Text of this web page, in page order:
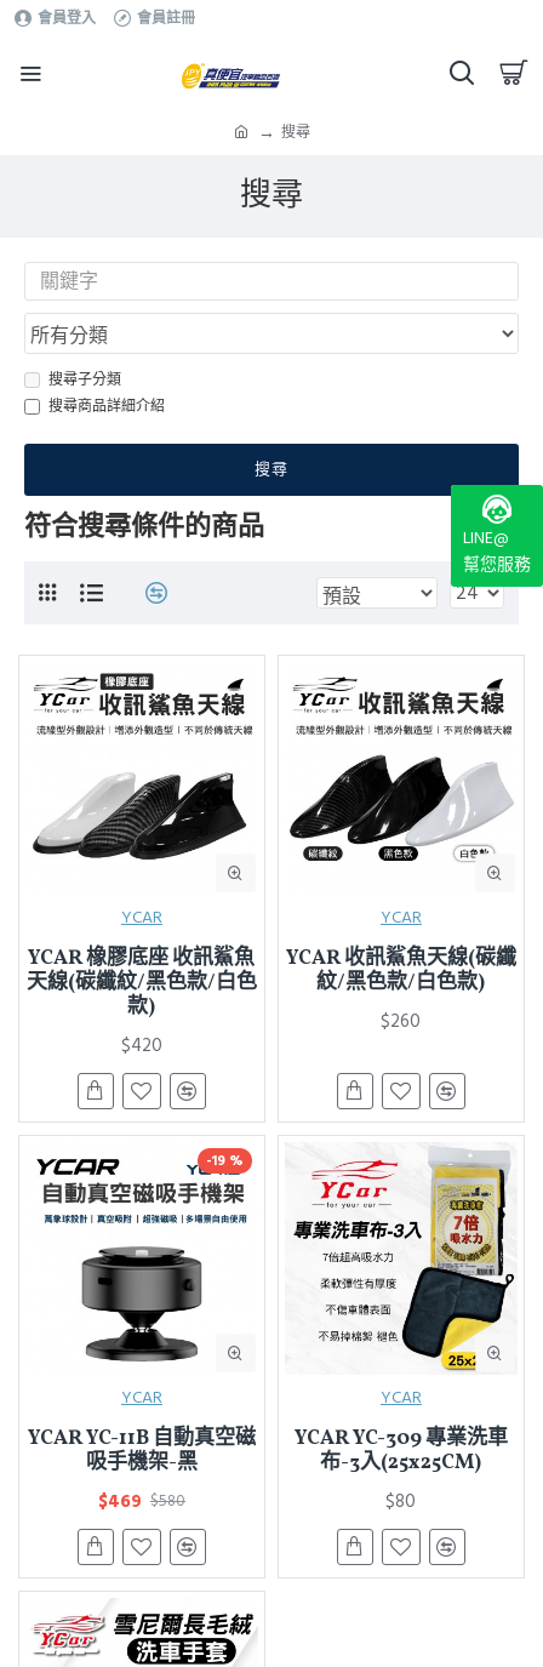
會員登入 會員註冊
搜尋
搜尋
搜尋子分類
搜尋商品詳細介紹
搜尋
符合搜尋條件的商品
YCAR
YCAR 橡膠底座 收訊鯊魚
天線(碳纖紋/黑色款/白色
款)
$420
YCAR
YCAR 收訊鯊魚天線(碳纖
紋/黑色款/白色款)
$260
-19 %
YCAR
YCAR YC-11B 自動真空磁
吸手機架-黑
$469 $580
YCAR
YCAR YC-309 專業洗車
布-3入(25x25CM)
$80
LINE@
幫您服務